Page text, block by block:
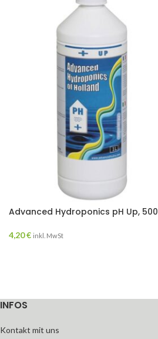
Advanced Hydroponics pH Up,
4,20€ inkl. MwSt
INFOS
Kontakt mit uns